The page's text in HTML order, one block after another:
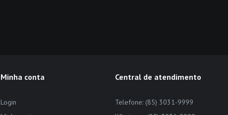
Minha conta
Login
Central de atendimento
Telefone: (85) 3031-9999